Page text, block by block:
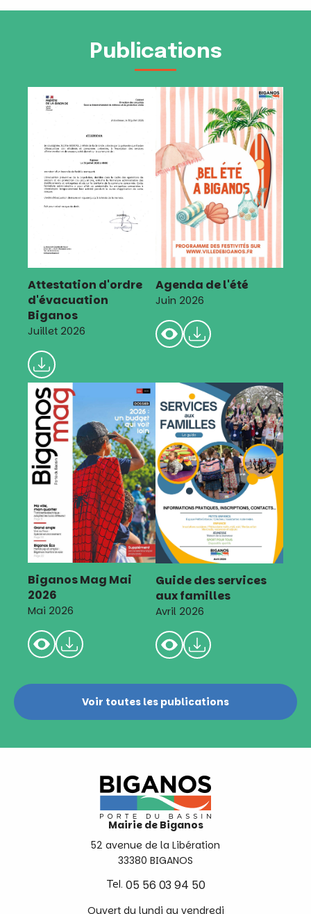
Publications
Attestation d'ordre
d'évacuation
Biganos
Juillet 2026
Agenda de l'été
Juin 2026
Biganos Mag Mai
2026
Mai 2026
Guide des services
aux familles
Avril 2026
Voir toutes les publications
Mairie de Biganos
52 avenue de la Libération
33380 BIGANOS
Tel. 05 56 03 94 50
Ouvert du lundi au vendredi